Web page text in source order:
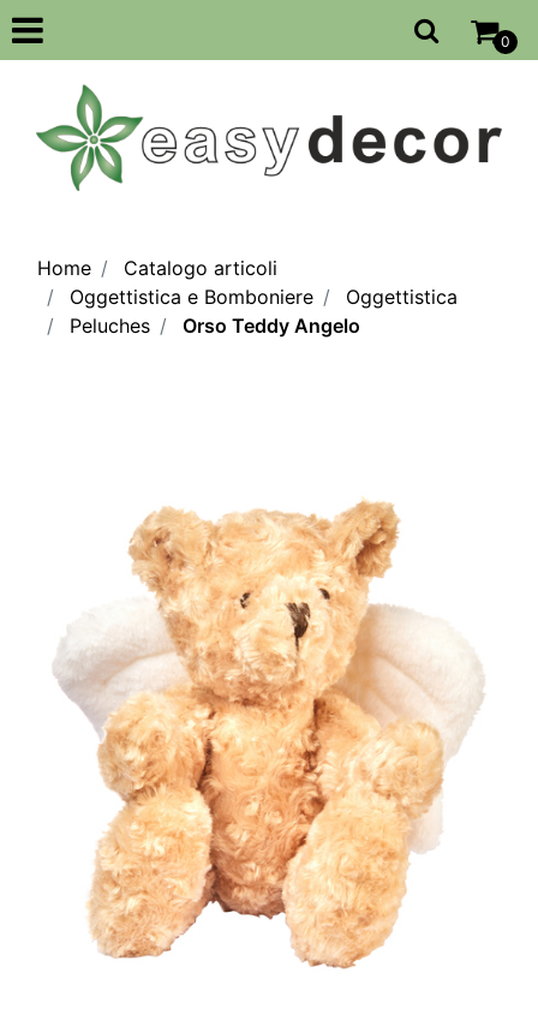
Open
0
Home
Catalogo articoli
Oggettistica e Bomboniere
Oggettistica
Peluches
Orso Teddy Angelo